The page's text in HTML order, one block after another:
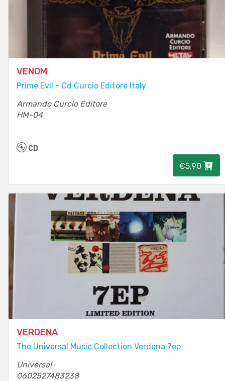
VENOM
Prime Evil - Cd Curcio Editore Italy
Armando Curcio Editore
HM-04
CD
€5.90
VERDENA
The Universal Music Collection Verdena 7ep
Universal
0602527483238